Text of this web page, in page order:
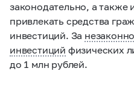
законодательно, а также
привлекать средства
инвестиций. За
инвестиций физических
до 1 млн рублей.